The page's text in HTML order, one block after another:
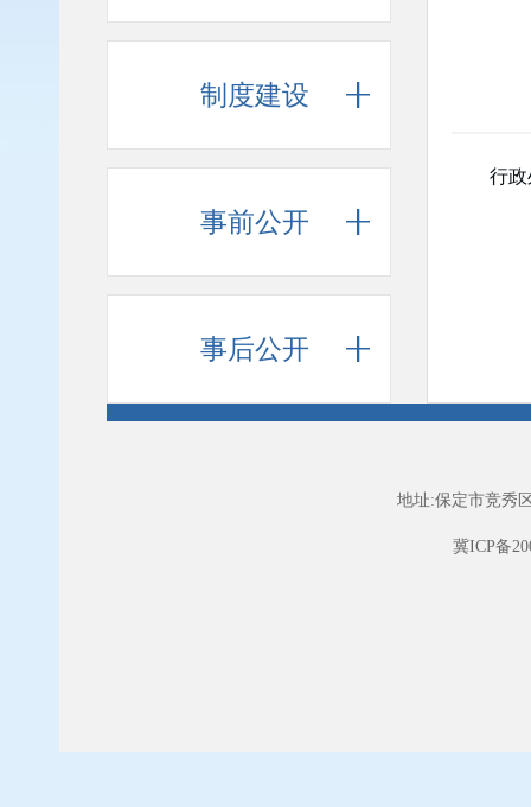
制度建设
事前公开
事后公开
行政
地址:保定市竞秀
冀ICP备